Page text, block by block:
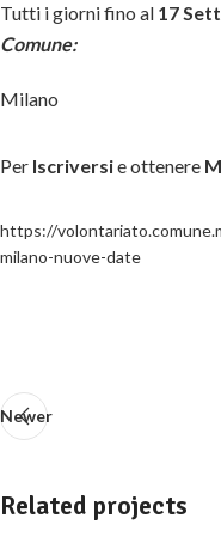
Tutti i giorni fino al 17
Comune:
Milano
Per Iscriversie ottenere
https://
milano-nuove-date
Newer
Related projects